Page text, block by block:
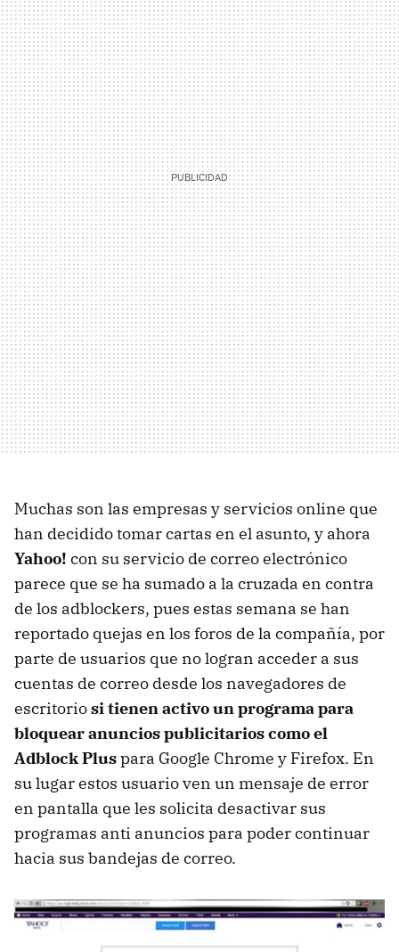
Muchas son las empresas y servicios online que
han decidido tomar cartas en el asunto, y ahora
Yahoo! con su servicio de correo electrónico
parece que se ha sumado a la cruzada en contra
de los adblockers, pues estas semana se han
reportado quejas en los foros de la compañía, por
parte de usuarios que no logran acceder a sus
cuentas de correo desde los navegadores de
escritoriosi tienen activo un programa para
bloquear anuncios publicitarios como el
Adblock Pluspara Google Chrome y Firefox. En
su lugar estos usuario ven un mensaje de error
en pantalla que les solicita desactivar sus
programas anti anuncios para poder continuar
hacia sus bandejas de correo.